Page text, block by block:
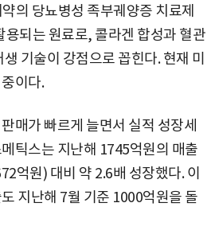
의 당뇨병성 족부궤양증 치료제
되는 원료로, 콜라겐 합성과 혈관
기술이 강점으로 꼽힌다. 현재 미
이다.
매가 빠르게 늘면서 실적 성장세
틱스는 지난해 1745억원의 매출
억원) 대비 약 2.6배 성장했다. 이
지난해 7월 기준 1000억원을 돌